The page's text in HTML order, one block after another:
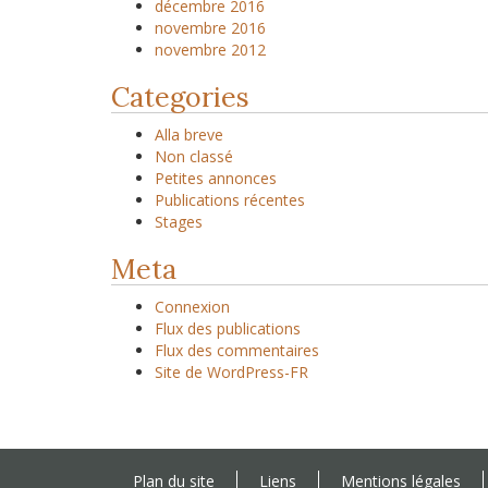
décembre 2016
novembre 2016
novembre 2012
Categories
Alla breve
Non classé
Petites annonces
Publications récentes
Stages
Meta
Connexion
Flux des publications
Flux des commentaires
Site de WordPress-FR
Plan du site Liens Mentions légales